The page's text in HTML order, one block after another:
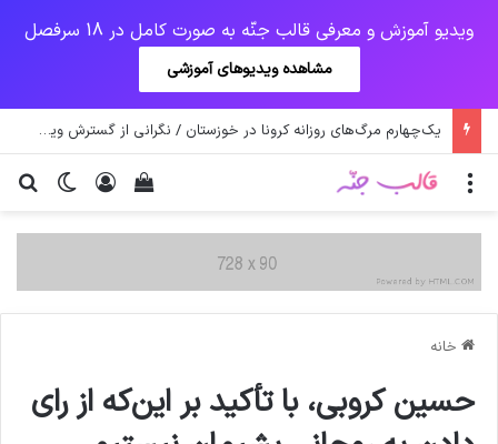
ویدیو آموزش و معرفی قالب جنّه به صورت کامل در 18 سرفصل
مشاهده ویدیوهای آموزشی
یک‌چهارم مرگ‌های روزانه کرونا در خوزستان / نگرانی از گسترش ویروس انگلیسی در تهران
تغییر ورود
دیدن سبد خرید منو
خانه
حسین کروبی، با تأکید بر این‌که از رای